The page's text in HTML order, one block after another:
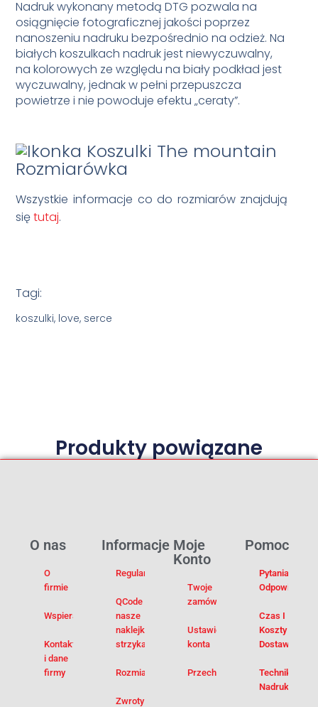
Nadruk wykonany metodą DTG pozwala na
osiągnięcie fotograficznej jakości poprzez
nanoszeniu nadruku bezpośrednio na odzież. Na
białych koszulkach nadruk jest niewyczuwalny,
na kolorowych ze względu na biały podkład jest
wyczuwalny, jednak w pełni przepuszcza
powietrze i nie powoduje efektu „ceraty”.
Rozmiarówka
Wszystkie informacje co do rozmiarów znajdują
siętutaj.
Tagi:
koszulki, love, serce
Produkty powiązane
Pomoc
Pytania I
Odpowiedzi
Czas I
Koszty
Dostawy
Techniki
Nadruku
Moje
Konto
Twoje
zamówienia
Ustawienia
konta
Przechowalnia
Informacje
Regulamin
QCode –
nasze
naklejki na
strzykawki
Rozmiarówka
Zwroty i
O nas
O
firmie
Wspieramy
Kontakt
i dane
firmy